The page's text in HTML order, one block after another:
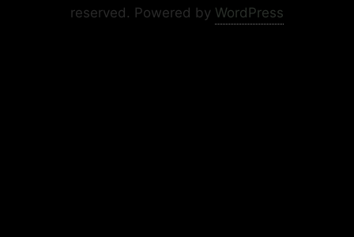
reserved. Powered by WordPress